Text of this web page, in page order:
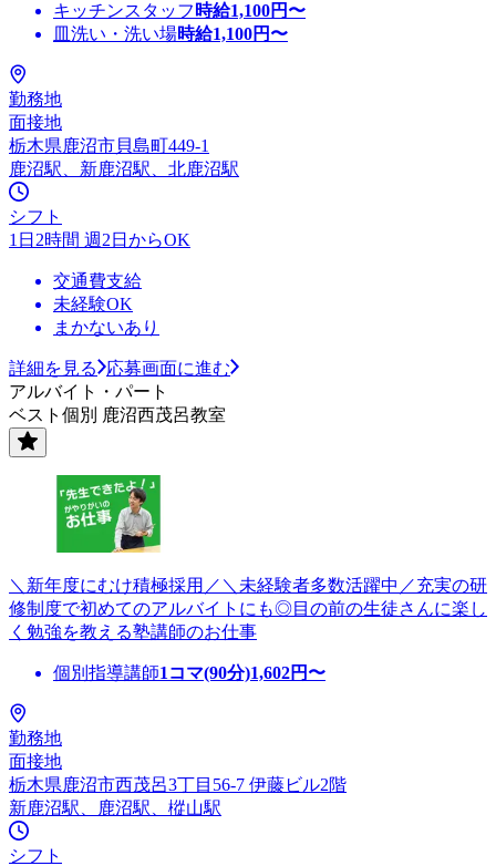
キッチンスタッフ 時給1,100円〜
皿洗い・洗い場時給1,100円〜
勤務地
面接地
栃木県鹿沼市貝島町449-1
鹿沼駅、新鹿沼駅、北鹿沼駅
シフト
1日2時間 週2日からOK
交通費支給
未経験OK
まかないあり
詳細を見る
応募画面に進む
アルバイト・パート
ベスト個別 鹿沼西茂呂教室
＼新年度にむけ積極採用／＼未経験者多数活躍中／充実の研
修制度で初めてのアルバイトにも◎目の前の生徒さんに楽し
く勉強を教える塾講師のお仕事
個別指導講師1コマ(90分)1,602円〜
勤務地
面接地
栃木県鹿沼市西茂呂3丁目56-7 伊藤ビル2階
新鹿沼駅、鹿沼駅、樅山駅
シフト